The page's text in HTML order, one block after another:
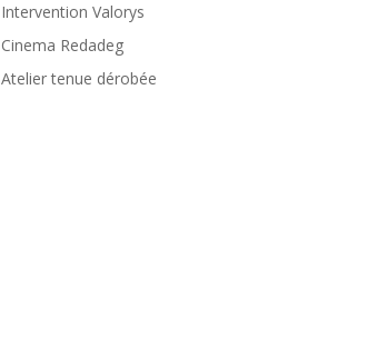
Intervention Valorys
Cinema Redadeg
Atelier tenue dérobée